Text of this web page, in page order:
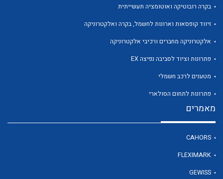
לכל מוצרי היצרן
בקרה רובוטיקה ואוטומציה תעשייתית
זיווד קופסאות וארונות לחשמל, בקרה ואלקטרוניקה
אלקטרוניקה מחברים ורכיבי אלקטרוניקה
פתרונות וציוד לסביבה נפיצה EX
מטענים לרכב חשמלי
פתרונות לתחום הסולארי
מאמרים
CAHORS
FLEXIMARK
GEWISS